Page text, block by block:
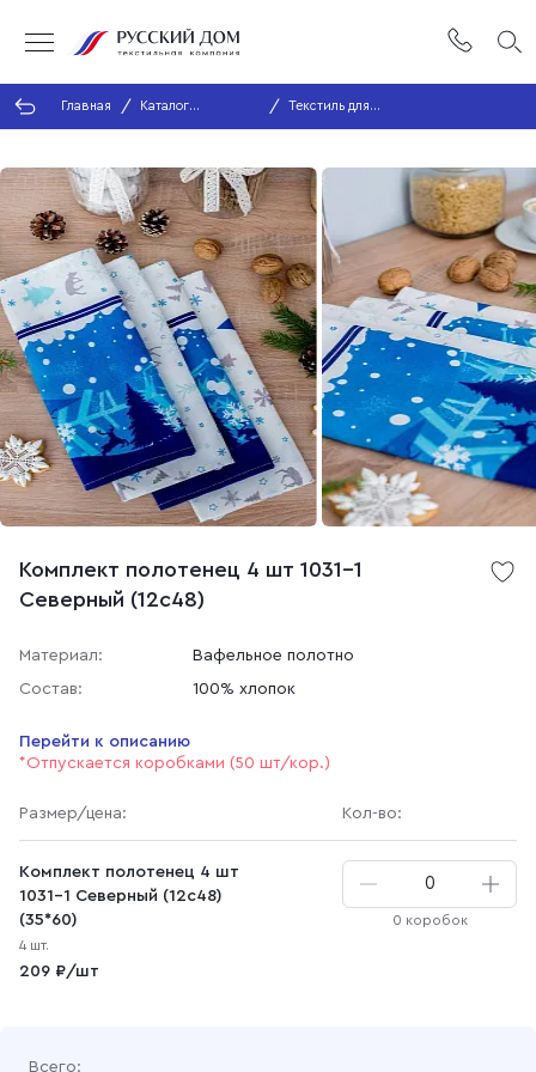
Главная
Каталог
продукции
Текстиль для
кухни
Комплект полотенец 4 шт 1031-1
Северный (12с48)
Материал:
Вафельное полотно
Состав:
100% хлопок
Перейти к описанию
*Отпускается коробками (50 шт/кор.)
Размер/цена: Кол-во:
Комплект полотенец 4 шт
1031-1 Северный (12с48)
(35*60)
4 шт.
209 ₽/шт
0 коробок
Всего: